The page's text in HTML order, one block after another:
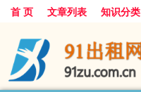
首 页 文章列表 知识分类